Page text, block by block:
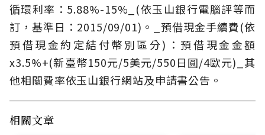
循環利率：5.88%-15%_(依玉山銀行電腦評等而
訂，基準日：2015/09/01)。_預借現金手續費(依
預借現金約定結付幣別區分)：預借現金金額
x3.5%+(新臺幣150元/5美元/550日圓/4歐元)_其
他相關費率依玉山銀行網站及申請書公告。
相關文章